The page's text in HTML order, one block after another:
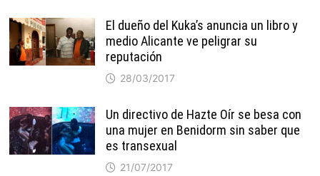
El dueño del Kuka’s anuncia un libro y
medio Alicante ve peligrar su
reputación
28/03/2017
Un directivo de Hazte Oír se besa con
una mujer en Benidorm sin saber que
es transexual
21/07/2017